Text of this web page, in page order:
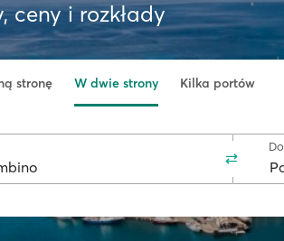
ceny i rozkłady
stronę W dwie strony Kilka portów
Do